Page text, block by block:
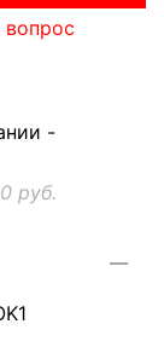
вопрос
-
руб.